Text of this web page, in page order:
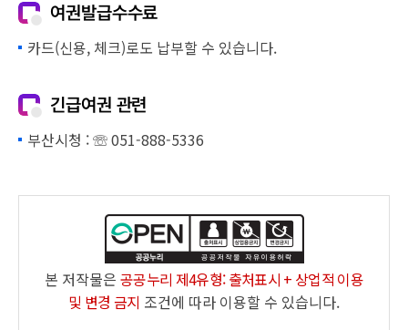
여권발급수수료
카드(신용, 체크)로도 납부할 수 있습니다.
긴급여권 관련
부산시청 : ☏ 051-888-5336
본 저작물은 공공누리 제4유형: 출처표시 + 상업적 이용
및 변경 금지 조건에 따라 이용할 수 있습니다.